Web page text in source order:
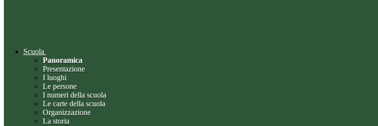
Scuola
Panoramica
Presentazione
I luoghi
Le persone
I numeri della scuola
Le carte della scuola
Organizzazione
La storia